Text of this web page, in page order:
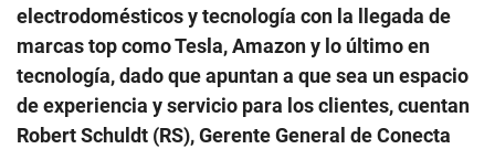
electrodomésticos y tecnología con la llegada de
marcas top como Tesla, Amazon y lo último en
tecnología, dado que apuntan a que sea un espacio
de experiencia y servicio para los clientes, cuentan
Robert Schuldt (RS), Gerente General de Conecta